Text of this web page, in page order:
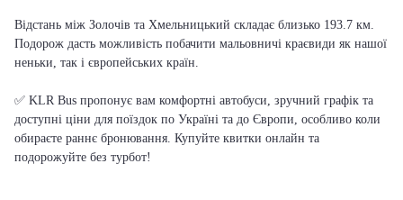
Відстань між Золочів та Хмельницький складає близько 193.7 км.
Подорож дасть можливість побачити мальовничі краєвиди як нашої
неньки, так і європейських країн.
✅ KLR Bus пропонує вам комфортні автобуси, зручний графік та
доступні ціни для поїздок по Україні та до Європи, особливо коли
обираєте раннє бронювання. Купуйте квитки онлайн та
подорожуйте без турбот!